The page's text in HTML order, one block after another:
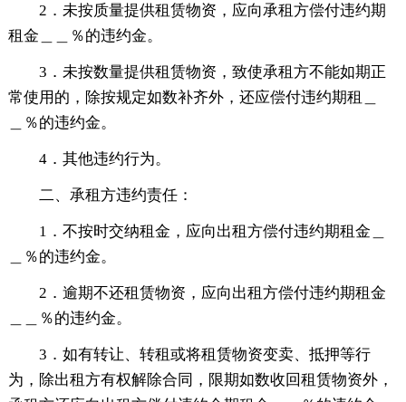
2．未按质量提供租赁物资，应向承租方偿付违约期
租金＿＿％的违约金。
3．未按数量提供租赁物资，致使承租方不能如期正
常使用的，除按规定如数补齐外，还应偿付违约期租＿
＿％的违约金。
4．其他违约行为。
二、承租方违约责任：
1．不按时交纳租金，应向出租方偿付违约期租金＿
＿％的违约金。
2．逾期不还租赁物资，应向出租方偿付违约期租金
＿＿％的违约金。
3．如有转让、转租或将租赁物资变卖、抵押等行
为，除出租方有权解除合同，限期如数收回租赁物资外，